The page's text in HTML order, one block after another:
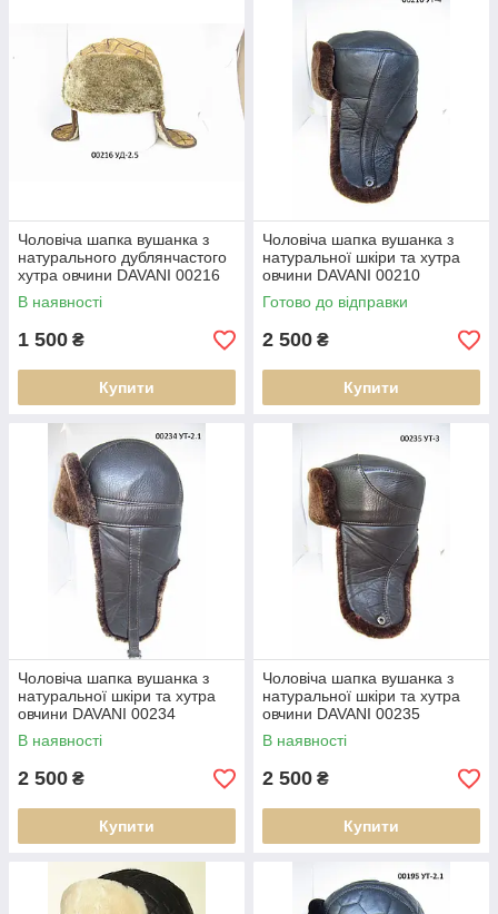
Чоловіча шапка вушанка з
натурального дублянчастого
хутра овчини DAVANI 00216
В наявності
1 500 ₴
Купити
Чоловіча шапка вушанка з
натуральної шкіри та хутра
овчини DAVANI 00210
Готово до відправки
2 500 ₴
Купити
Чоловіча шапка вушанка з
натуральної шкіри та хутра
овчини DAVANI 00234
В наявності
2 500 ₴
Купити
Чоловіча шапка вушанка з
натуральної шкіри та хутра
овчини DAVANI 00235
В наявності
2 500 ₴
Купити